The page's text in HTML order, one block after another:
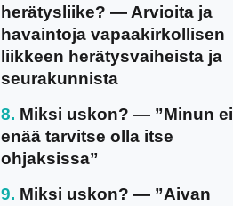
herätysliike? — Arvioita ja
havaintoja vapaakirkollisen
liikkeen herätysvaiheista ja
seurakunnista
Miksi uskon? — ”Minun ei
enää tarvitse olla itse
ohjaksissa”
Miksi uskon? — ”Aivan